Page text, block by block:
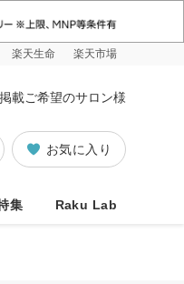
楽天生命 楽天市場
掲載ご希望のサロン様
お気に入り
集 Raku Lab